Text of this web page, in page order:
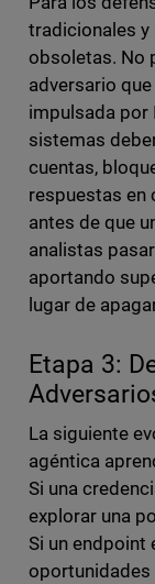
tradicionales y
obsoletas. No
adversario
impulsada por
sistemas
cuentas,
respuestas en
antes de que
analistas
aportando
lugar de
Etapa 3:
La siguiente
agéntica
Si una
explorar una
Si un endpoint
oportunidades